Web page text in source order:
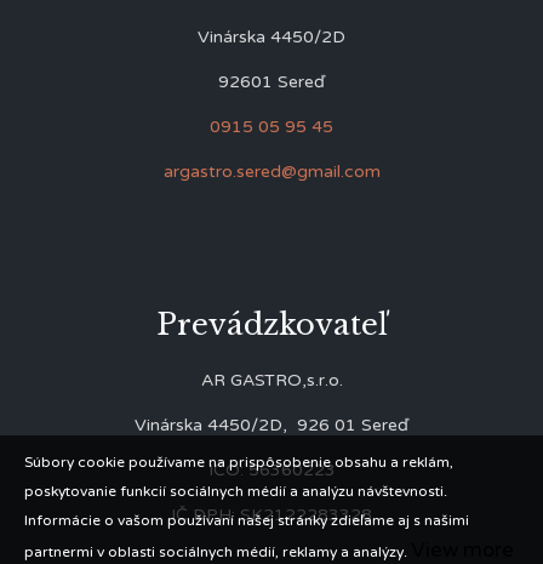
Vinárska 4450/2D
92601 Sereď
0915 05 95 45
argastro.sered@gmail.com
Prevádzkovateľ
AR GASTRO,s.r.o.
Vinárska 4450/2D, 926 01 Sereď
IČO: 56360223
IČ DPH: SK2122283328
Súbory cookie používame na prispôsobenie obsahu a reklám,
poskytovanie funkcií sociálnych médií a analýzu návštevnosti.
Informácie o vašom používaní našej stránky zdieľame aj s našimi
partnermi v oblasti sociálnych médií, reklamy a analýzy.